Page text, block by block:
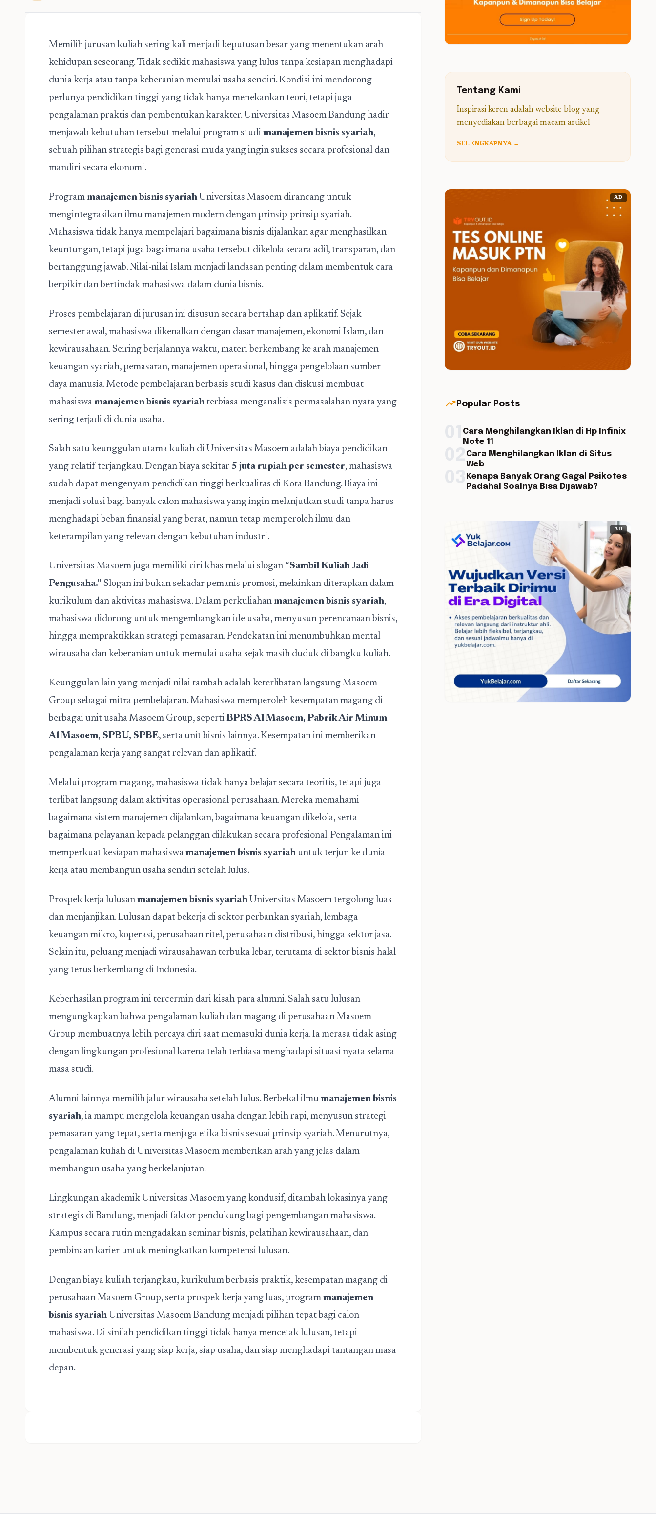
Memilih jurusan kuliah sering kali menjadi keputusan besar yang menentukan arah
kehidupan seseorang. Tidak sedikit mahasiswa yang lulus tanpa kesiapan menghadapi
dunia kerja atau tanpa keberanian memulai usaha sendiri. Kondisi ini mendorong
perlunya pendidikan tinggi yang tidak hanya menekankan teori, tetapi juga
pengalaman praktis dan pembentukan karakter. Universitas Masoem Bandung hadir
menjawab kebutuhan tersebut melalui program studi manajemen bisnis syariah,
sebuah pilihan strategis bagi generasi muda yang ingin sukses secara profesional dan
mandiri secara ekonomi.
Program manajemen bisnis syariah Universitas Masoem dirancang untuk
mengintegrasikan ilmu manajemen modern dengan prinsip-prinsip syariah.
Mahasiswa tidak hanya mempelajari bagaimana bisnis dijalankan agar menghasilkan
keuntungan, tetapi juga bagaimana usaha tersebut dikelola secara adil, transparan, dan
bertanggung jawab. Nilai-nilai Islam menjadi landasan penting dalam membentuk cara
berpikir dan bertindak mahasiswa dalam dunia bisnis.
Proses pembelajaran di jurusan ini disusun secara bertahap dan aplikatif. Sejak
semester awal, mahasiswa dikenalkan dengan dasar manajemen, ekonomi Islam, dan
kewirausahaan. Seiring berjalannya waktu, materi berkembang ke arah manajemen
keuangan syariah, pemasaran, manajemen operasional, hingga pengelolaan sumber
daya manusia. Metode pembelajaran berbasis studi kasus dan diskusi membuat
mahasiswa manajemen bisnis syariah terbiasa menganalisis permasalahan nyata yang
sering terjadi di dunia usaha.
Salah satu keunggulan utama kuliah di Universitas Masoem adalah biaya pendidikan
yang relatif terjangkau. Dengan biaya sekitar 5 juta rupiah per semester, mahasiswa
sudah dapat mengenyam pendidikan tinggi berkualitas di Kota Bandung. Biaya ini
menjadi solusi bagi banyak calon mahasiswa yang ingin melanjutkan studi tanpa harus
menghadapi beban finansial yang berat, namun tetap memperoleh ilmu dan
keterampilan yang relevan dengan kebutuhan industri.
Universitas Masoem juga memiliki ciri khas melalui slogan “Sambil Kuliah Jadi
Pengusaha.” Slogan ini bukan sekadar pemanis promosi, melainkan diterapkan dalam
kurikulum dan aktivitas mahasiswa. Dalam perkuliahan manajemen bisnis syariah,
mahasiswa didorong untuk mengembangkan ide usaha, menyusun perencanaan bisnis,
hingga mempraktikkan strategi pemasaran. Pendekatan ini menumbuhkan mental
wirausaha dan keberanian untuk memulai usaha sejak masih duduk di bangku kuliah.
Keunggulan lain yang menjadi nilai tambah adalah keterlibatan langsung Masoem
Group sebagai mitra pembelajaran. Mahasiswa memperoleh kesempatan magang di
berbagai unit usaha Masoem Group, seperti BPRS Al Masoem, Pabrik Air Minum
Al Masoem, SPBU, SPBE, serta unit bisnis lainnya. Kesempatan ini memberikan
pengalaman kerja yang sangat relevan dan aplikatif.
Melalui program magang, mahasiswa tidak hanya belajar secara teoritis, tetapi juga
terlibat langsung dalam aktivitas operasional perusahaan. Mereka memahami
bagaimana sistem manajemen dijalankan, bagaimana keuangan dikelola, serta
bagaimana pelayanan kepada pelanggan dilakukan secara profesional. Pengalaman ini
memperkuat kesiapan mahasiswa manajemen bisnis syariah untuk terjun ke dunia
kerja atau membangun usaha sendiri setelah lulus.
Prospek kerja lulusan manajemen bisnis syariah Universitas Masoem tergolong luas
dan menjanjikan. Lulusan dapat bekerja di sektor perbankan syariah, lembaga
keuangan mikro, koperasi, perusahaan ritel, perusahaan distribusi, hingga sektor jasa.
Selain itu, peluang menjadi wirausahawan terbuka lebar, terutama di sektor bisnis halal
yang terus berkembang di Indonesia.
Keberhasilan program ini tercermin dari kisah para alumni. Salah satu lulusan
mengungkapkan bahwa pengalaman kuliah dan magang di perusahaan Masoem
Group membuatnya lebih percaya diri saat memasuki dunia kerja. Ia merasa tidak asing
dengan lingkungan profesional karena telah terbiasa menghadapi situasi nyata selama
masa studi.
Alumni lainnya memilih jalur wirausaha setelah lulus. Berbekal ilmu manajemen bisnis
syariah, ia mampu mengelola keuangan usaha dengan lebih rapi, menyusun strategi
pemasaran yang tepat, serta menjaga etika bisnis sesuai prinsip syariah. Menurutnya,
pengalaman kuliah di Universitas Masoem memberikan arah yang jelas dalam
membangun usaha yang berkelanjutan.
Lingkungan akademik Universitas Masoem yang kondusif, ditambah lokasinya yang
strategis di Bandung, menjadi faktor pendukung bagi pengembangan mahasiswa.
Kampus secara rutin mengadakan seminar bisnis, pelatihan kewirausahaan, dan
pembinaan karier untuk meningkatkan kompetensi lulusan.
Dengan biaya kuliah terjangkau, kurikulum berbasis praktik, kesempatan magang di
perusahaan Masoem Group, serta prospek kerja yang luas, program manajemen
bisnis syariah Universitas Masoem Bandung menjadi pilihan tepat bagi calon
mahasiswa. Di sinilah pendidikan tinggi tidak hanya mencetak lulusan, tetapi
membentuk generasi yang siap kerja, siap usaha, dan siap menghadapi tantangan masa
depan.
Tentang Kami
Inspirasi keren adalah website blog yang
menyediakan berbagai macam artikel
SELENGKAPNYA →
AD
trending_up Popular Posts
Cara Menghilangkan Iklan di Hp Infinix
Note 11
Cara Menghilangkan Iklan di Situs
Web
Kenapa Banyak Orang Gagal Psikotes
Padahal Soalnya Bisa Dijawab?
AD